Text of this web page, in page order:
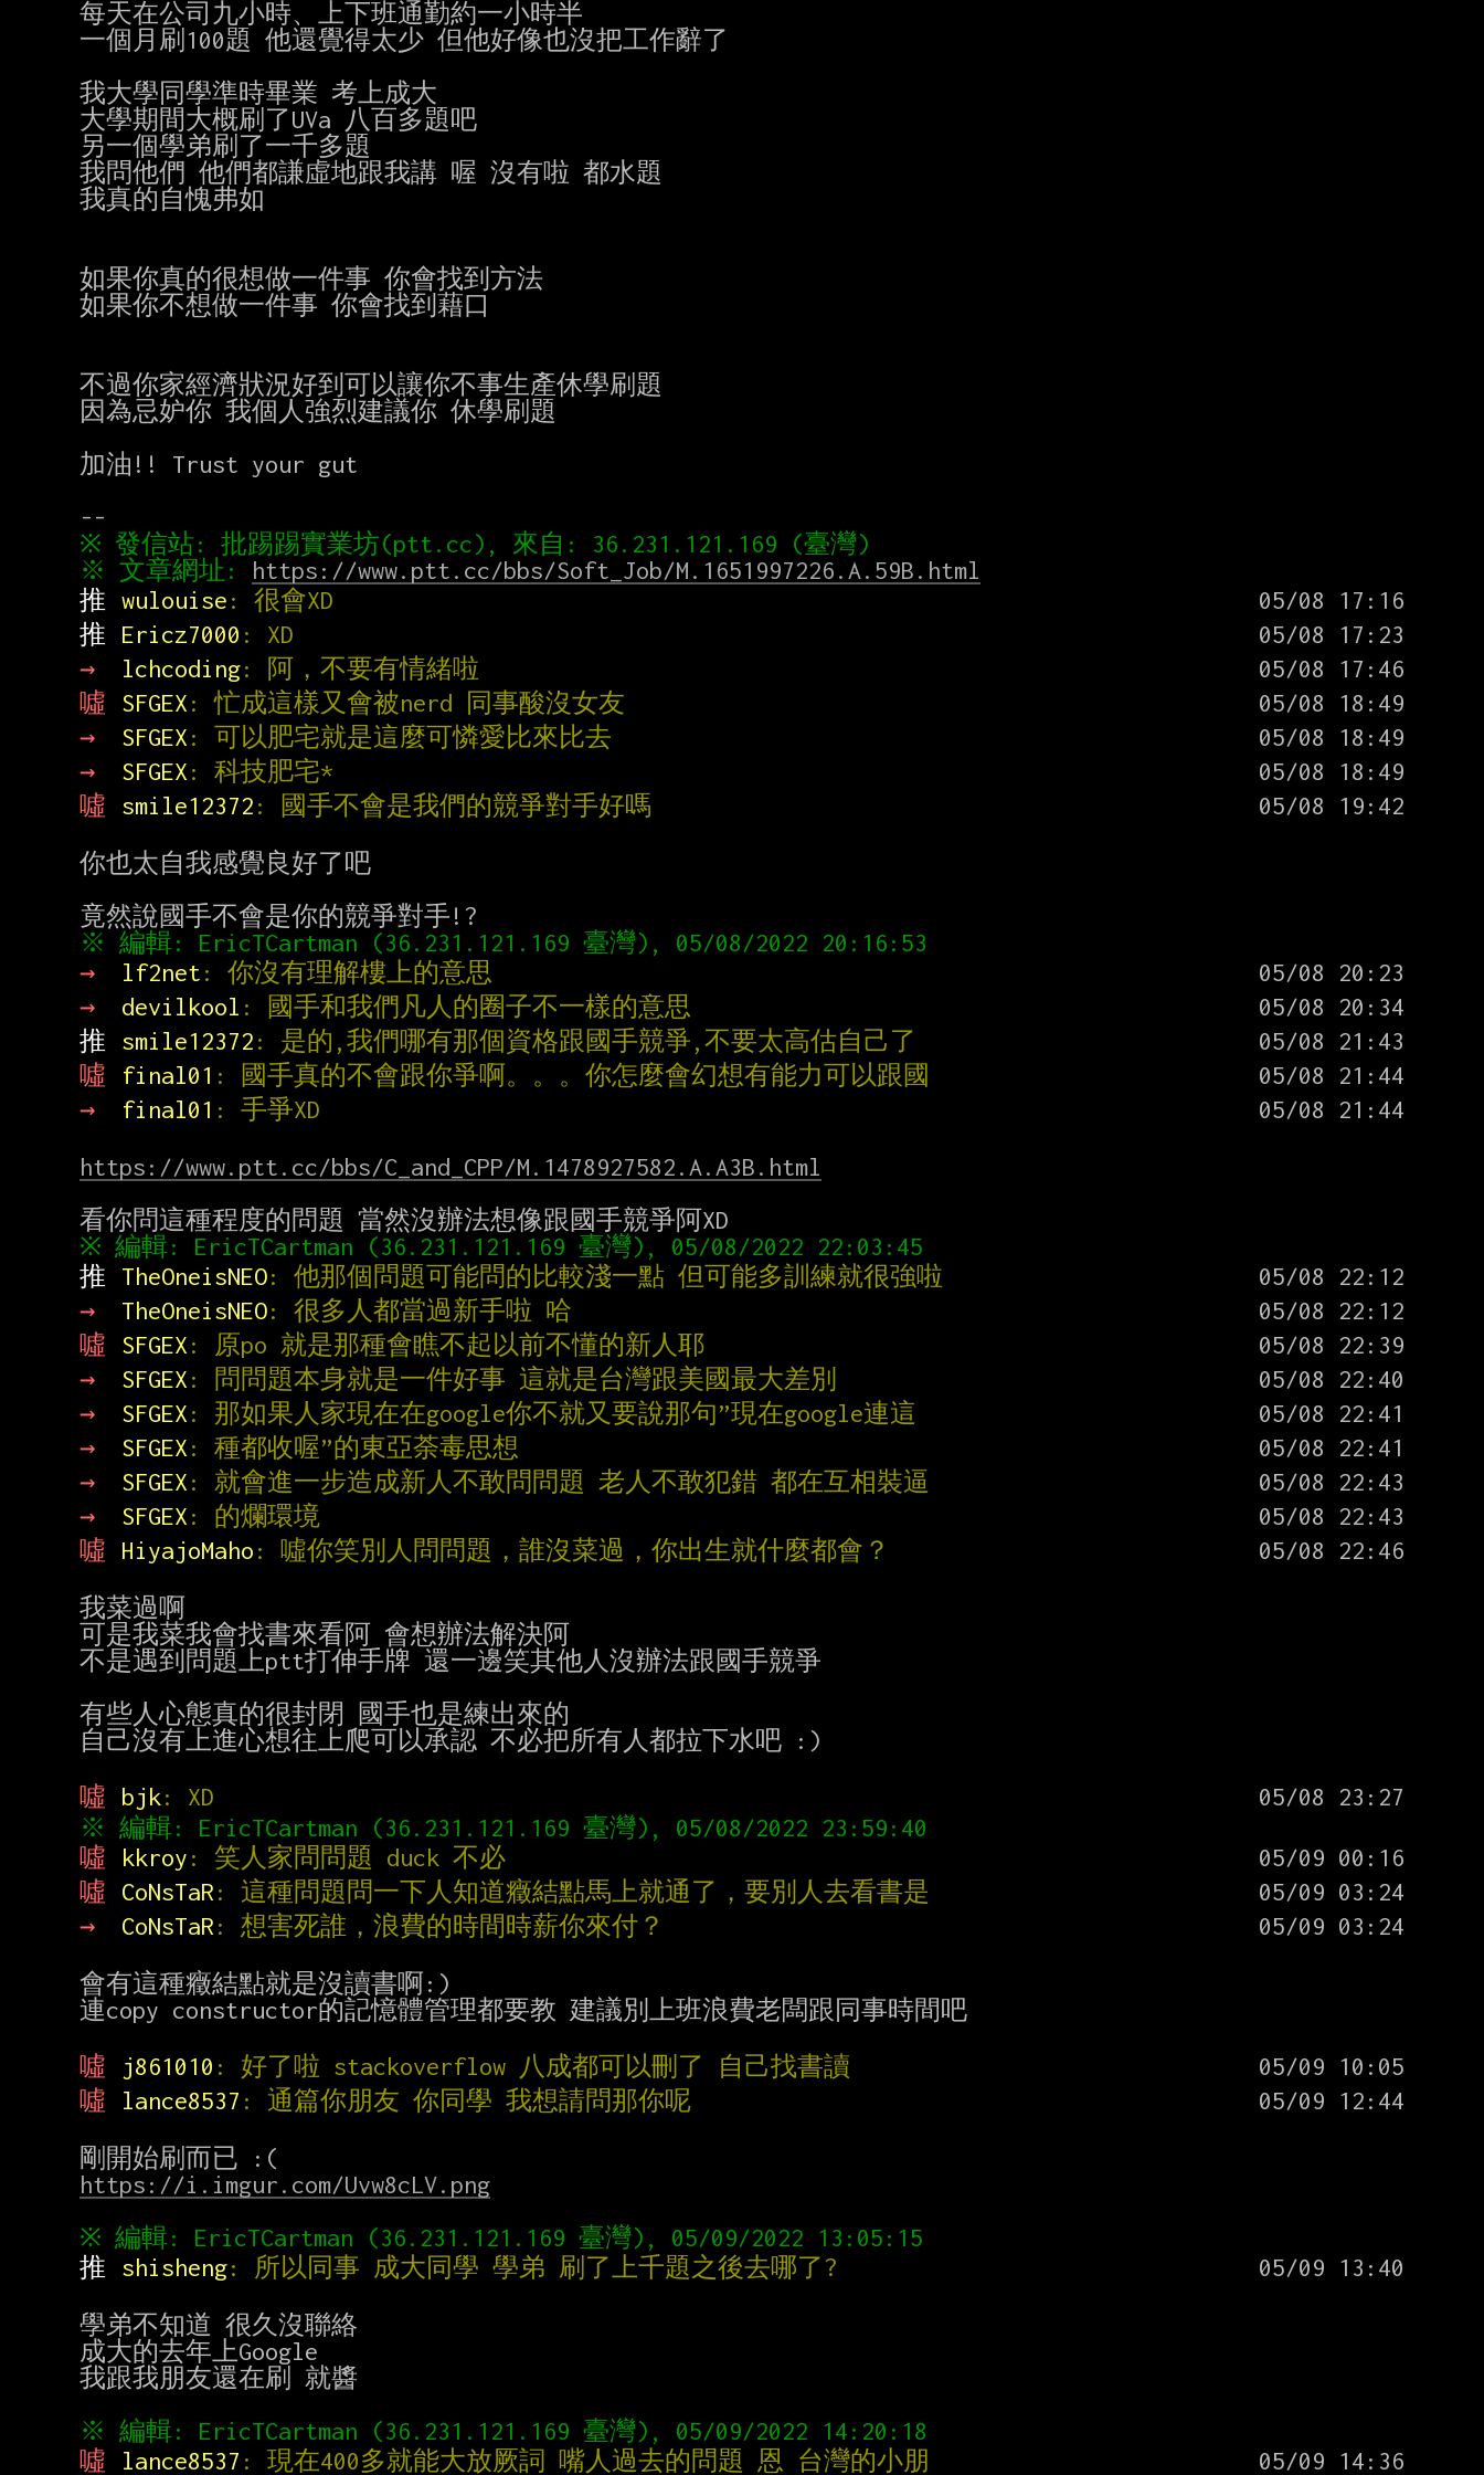
每天在公司九小時、上下班通勤約一小時半
一個月刷100題 他還覺得太少 但他好像也沒把工作辭了
我大學同學準時畢業 考上成大
大學期間大概刷了UVa 八百多題吧
另一個學弟刷了一千多題
我問他們 他們都謙虛地跟我講 喔 沒有啦 都水題
我真的自愧弗如
如果你真的很想做一件事 你會找到方法
如果你不想做一件事 你會找到藉口
不過你家經濟狀況好到可以讓你不事生產休學刷題
因為忌妒你 我個人強烈建議你 休學刷題
加油!! Trust your gut
※ 文章網址: https://www.ptt.cc/bbs/Soft_Job/M.1651997226.A.59B.html
推 wulouise: 很會XD
推
Ericz7000 : XD
→
lchcoding: 阿，不要有情緒啦
噓
SFGEX: 忙成這樣又會被nerd 同事酸沒女友
→
SFGEX: 可以肥宅就是這麼可憐愛比來比去
→
SFGEX: 科技肥宅*
噓
smile12372: 國手不會是我們的競爭對手好嗎
你也太自我感覺良好了吧
→
lf2net: 你沒有理解樓上的意思
→
devilkool : 國手和我們凡人的圈子不一樣的意思
推
smile12372: 是的,我們哪有那個資格跟國手競爭,不要太高估自己了
噓
final01 : 國手真的不會跟你爭啊。。。你怎麼會幻想有能力可以跟國
→
final01 : 手爭XD
https://www.ptt.cc/bbs/C_and_CPP/M.1478927582.A.A3B.html
推
TheOneisNEO: 他那個問題可能問的比較淺一點 但可能多訓練就很強啦
→
TheOneisNEO: 很多人都當過新手啦 哈
噓
SFGEX: 原po 就是那種會瞧不起以前不懂的新人耶
→
SFGEX: 問問題本身就是一件好事 這就是台灣跟美國最大差別
→
SFGEX: 那如果人家現在在google你不就又要說那句”現在google連這
→
SFGEX: 種都收喔”的東亞荼毒思想
→
SFGEX: 就會進一步造成新人不敢問問題 老人不敢犯錯 都在互相裝逼
→
SFGEX: 的爛環境
噓
HiyajoMaho: 噓你笑別人問問題，誰沒菜過，你出生就什麼都會？
我菜過啊
可是我菜我會找書來看阿 會想辦法解決阿
不是遇到問題上ptt打伸手牌 還一邊笑其他人沒辦法跟國手競爭
有些人心態真的很封閉 國手也是練出來的
自己沒有上進心想往上爬可以承認 不必把所有人都拉下水吧 :)
噓
bjk: XD
噓
kkroy: 笑人家問問題 duck 不必
噓
CoNsTaR: 這種問題問一下人知道癥結點馬上就通了，要別人去看書是
→
CoNsTaR: 想害死誰，浪費的時間時薪你來付？
會有這種癥結點就是沒讀書啊:)
連copy constructor的記憶體管理都要教 建議別上班浪費老闆跟同事時間吧
噓
j861010 : 好了啦 stackoverflow 八成都可以刪了 自己找書讀
噓
lance8537 : 通篇你朋友 你同學 我想請問那你呢
https://i.imgur.com/Uvw8cLV.png
推
shisheng: 所以同事 成大同學 學弟 刷了上千題之後去哪了?
學弟不知道 很久沒聯絡
成大的去年上Google
我跟我朋友還在刷 就醬
噓
lance8537 : 現在400多就能大放厥詞 嘴人過去的問題 恩 台灣的小朋